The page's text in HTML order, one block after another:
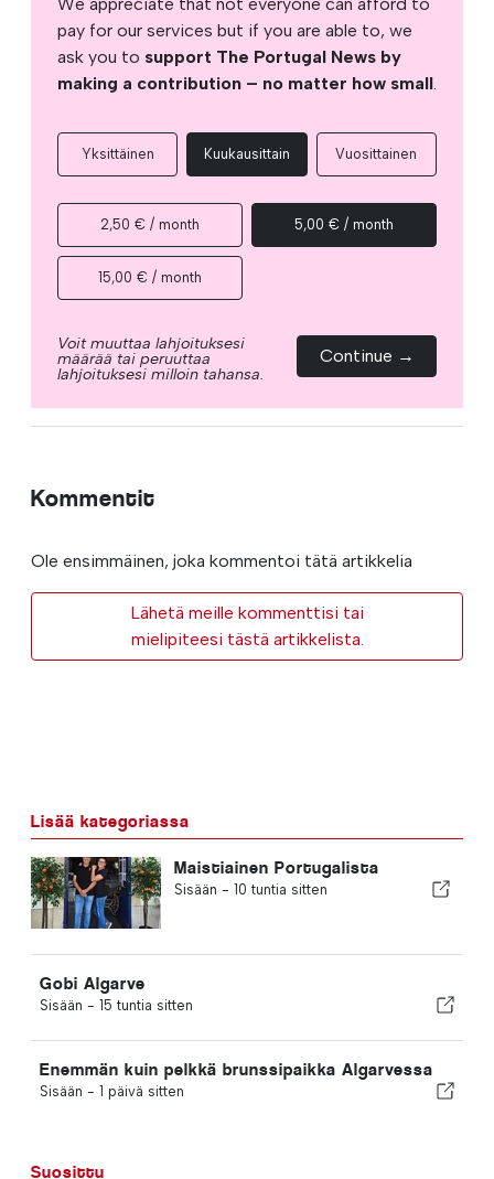
pay for our services but if you are able to, we
ask you to support The Portugal News by
making a contribution – no matter how small.
Yksittäinen Kuukausittain Vuosittainen
2,50 € / month 5,00 € / month
15,00 € / month
Voit muuttaa lahjoituksesi
määrää tai peruuttaa
lahjoituksesi milloin tahansa.
Continue →
Kommentit
Ole ensimmäinen, joka kommentoi tätä artikkelia
Lähetä meille kommenttisi tai
mielipiteesi tästä artikkelista.
Lisää kategoriassa
Maistiainen Portugalista
Sisään - 10 tuntia sitten
Gobi Algarve
Sisään - 15 tuntia sitten
Enemmän kuin pelkkä brunssipaikka Algarvessa
Sisään - 1 päivä sitten
Suosittu